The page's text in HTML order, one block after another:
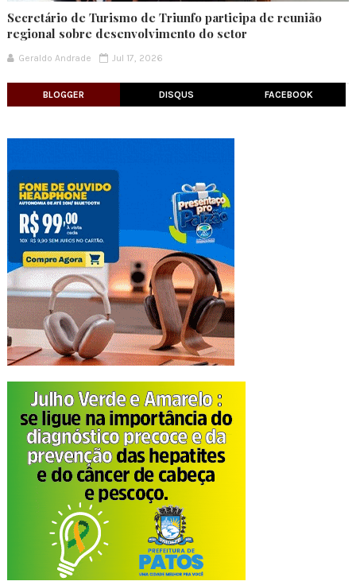
Secretário de Turismo de Triunfo participa de reunião
regional sobre desenvolvimento do setor
Geraldo Andrade Jul 17, 2026
BLOGGER DISQUS FACEBOOK